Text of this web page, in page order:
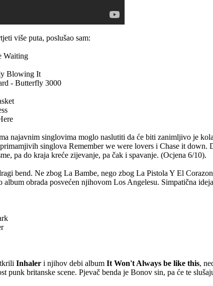
više puta, poslušao sam:
Waiting
Blowing It
- Butterfly 3000
najavnim singlovima moglo naslutiti da će biti zanimljivo je
singlova Remember we were lovers i Chase it
pa do kraja kreće zijevanje, pa čak i spavanje. (Ocjena 6/10).
bend. Ne zbog La Bambe, nego zbog La Pistola Y El
album obrada posvećen njihovom Los Angelesu. Simpatična
Inhaler i njihov debi album It Won't Always be like this,
punk britanske scene. Pjevač benda je Bonov sin, pa će te